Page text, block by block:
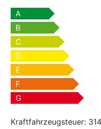
A
B
C
D
E
F
G
Kraftfahrzeugsteuer: